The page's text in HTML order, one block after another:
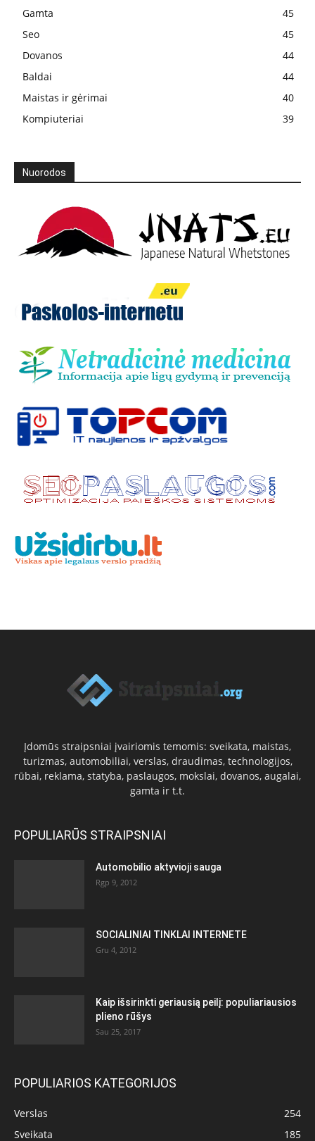
Gamta
45
Seo
45
Dovanos
44
Baldai
44
Maistas ir gėrimai
40
Kompiuteriai
39
Nuorodos
Įdomūs straipsniai įvairiomis temomis: sveikata, maistas,
turizmas, automobiliai, verslas, draudimas, technologijos,
rūbai, reklama, statyba, paslaugos, mokslai, dovanos, augalai,
gamta ir t.t.
POPULIARŪS STRAIPSNIAI
Automobilio aktyvioji sauga
Rgp 9, 2012
SOCIALINIAI TINKLAI INTERNETE
Gru 4, 2012
Kaip išsirinkti geriausią peilį: populiariausios
plieno rūšys
Sau 25, 2017
POPULIARIOS KATEGORIJOS
Verslas
254
Sveikata
185